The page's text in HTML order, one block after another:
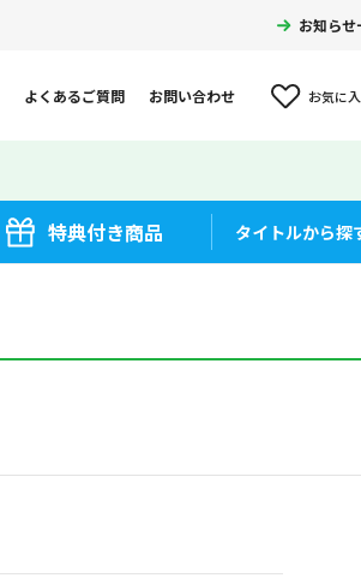
お知らせ
よくあるご質問 お問い合わせ お気に
特典付き商品 タイトルから探